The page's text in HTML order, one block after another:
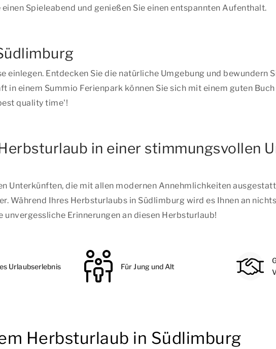
Spieleabend und genießen Sie einen entspannten Aufenthalt.
einlegen. Entdecken Sie die natürliche Umgebung und bewundern
einem Summio Ferienpark können Sie sich mit einem guten Buch
quality time'!
in einer stimmungsvollen
Unterkünften, die mit allen modernen Annehmlichkeiten
Während Ihres Herbsturlaubs in Südlimburg wird es Ihnen an
Erinnerungen an diesen Herbsturlaub!
Urlaubserlebnis Für Jung und Alt
Herbsturlaub in Südlimburg